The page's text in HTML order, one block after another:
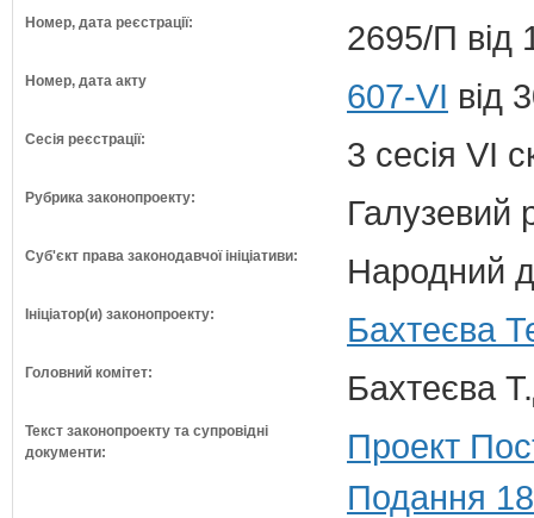
Номер, дата реєстрації: 2695/П від
Номер, дата акту 607-VI від
Сесія реєстрації: 3 сесія VI
Рубрика законопроекту: Галузевий
Суб'єкт права законодавчої ініціативи: Народний
Ініціатор(и) законопроекту: Бахтеєва
Головний комітет: Бахтеєва
Текст законопроекту та супровідні
документи:
Проект
Подання